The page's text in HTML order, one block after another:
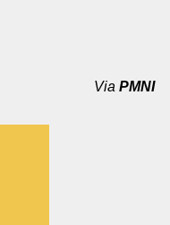
Via PMNI